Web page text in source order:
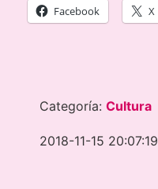
Facebook X
Categoría: Cultura
2018-11-15 20:07:19